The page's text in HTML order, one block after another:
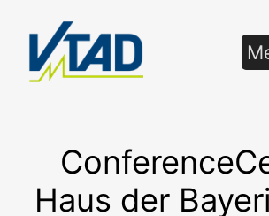
springen
Haus der